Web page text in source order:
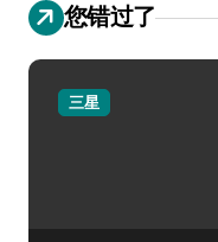
您错过了
三星